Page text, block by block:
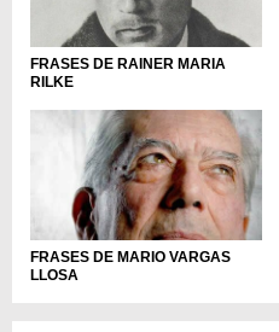
FRASES DE RAINER MARIA
RILKE
FRASES DE MARIO VARGAS
LLOSA